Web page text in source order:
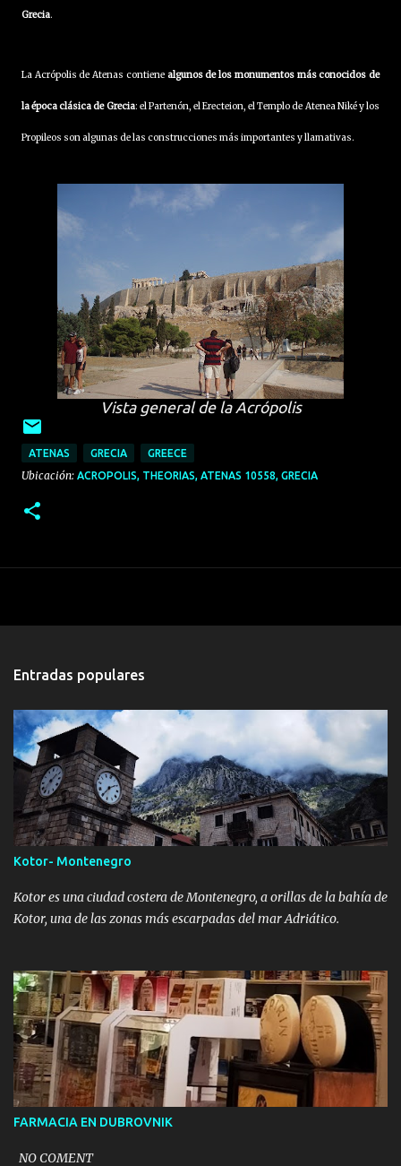
Grecia.
La Acrópolis de Atenas contiene algunos de los monumentos más conocidos de
la época clásica de Grecia: el Partenón, el Erecteion, el Templo de Atenea Niké y los
Propileos son algunas de las construcciones más importantes y llamativas.
Vista general de la Acrópolis
ATENAS GRECIA GREECE
Ubicación: ACROPOLIS, THEORIAS, ATENAS 10558, GRECIA
Entradas populares
Kotor- Montenegro
Kotor es una ciudad costera de Montenegro, a orillas de la bahía de
Kotor, una de las zonas más escarpadas del mar Adriático.
FARMACIA EN DUBROVNIK
NO COMENT